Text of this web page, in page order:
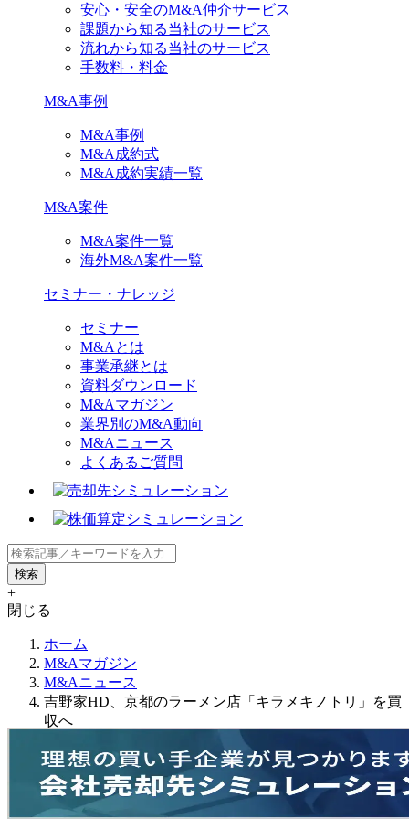
安心・安全のM&A仲介サービス
課題から知る当社のサービス
流れから知る当社のサービス
手数料・料金
M&A事例
M&A事例
M&A成約式
M&A成約実績一覧
M&A案件
M&A案件一覧
海外M&A案件一覧
セミナー・ナレッジ
セミナー
M&Aとは
事業承継とは
資料ダウンロード
M&Aマガジン
業界別のM&A動向
M&Aニュース
よくあるご質問
+
閉じる
ホーム
M&Aマガジン
M&Aニュース
吉野家HD、京都のラーメン店「キラメキノトリ」を買
収へ